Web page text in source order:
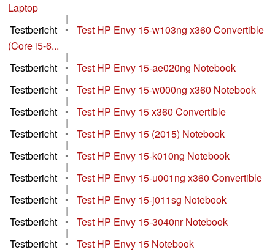
Laptop
|
Testbericht
•
Test HP Envy 15-w103ng x360 Convertible
(Core i5-6...
|
Testbericht
• Test HP Envy 15-ae020ng Notebook
|
Testbericht
• Test HP Envy 15-w000ng x360 Notebook
|
Testbericht
• Test HP Envy 15 x360 Convertible
|
Testbericht
• Test HP Envy 15 (2015) Notebook
|
Testbericht
• Test HP Envy 15-k010ng Notebook
|
Testbericht
• Test HP Envy 15-u001ng x360 Convertible
|
Testbericht
• Test HP Envy 15-j011sg Notebook
|
Testbericht
• Test HP Envy 15-3040nr Notebook
|
Testbericht
• Test HP Envy 15 Notebook